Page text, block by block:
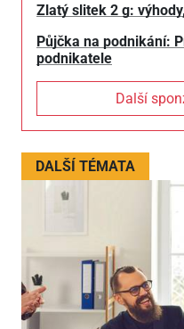
Zlatý slitek 2 g:
Půjčka na podnikání:
podnikatele
Další
DALŠÍ TÉMATA